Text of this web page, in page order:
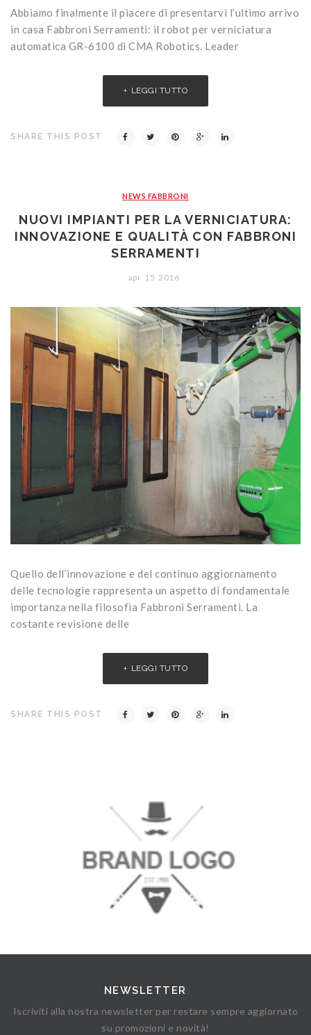
Abbiamo finalmente il piacere di presentarvi l’ultimo arrivo
in casa Fabbroni Serramenti: il robot per verniciatura
automatica GR-6100 di CMA Robotics. Leader
LEGGI TUTTO
SHARE THIS POST
NEWS FABBRONI
NUOVI IMPIANTI PER LA VERNICIATURA:
INNOVAZIONE E QUALITÀ CON FABBRONI
SERRAMENTI
apr 15 2016
Quello dell’innovazione e del continuo aggiornamento
delle tecnologie rappresenta un aspetto di fondamentale
importanza nella filosofia Fabbroni Serramenti. La
costante revisione delle
LEGGI TUTTO
SHARE THIS POST
NEWSLETTER
Iscriviti alla nostra newsletter per restare sempre aggiornato
su promozioni e novità!